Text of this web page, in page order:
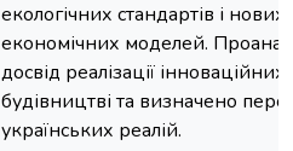
екологічних стандартів і
економічних моделей.
досвід реалізації інноваційних
будівництві та визначено
українських реалій.